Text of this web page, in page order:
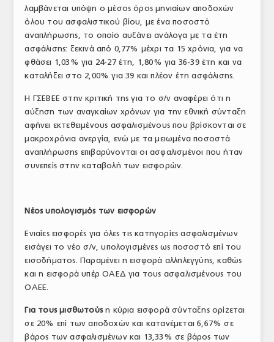
λαμβάνεται υπόψη ο μέσος όρος μηνιαίων αποδοχών
όλου του ασφαλιστικού βίου, με ένα ποσοστό
αναπλήρωσης, το οποίο αυξάνει ανάλογα με τα έτη
ασφάλισης: ξεκινά από 0,77% μέχρι τα 15 χρόνια, για να
φθάσει 1,03% για 24-27 έτη, 1,80% για 36-39 έτη και να
καταλήξει στο 2,00% για 39 και πλέον έτη ασφάλισης.
Η ΓΣΕΒΕΕ στην κριτική της για το σ/ν αναφέρει ότι η
αύξηση των αναγκαίων χρόνων για την εθνική σύνταξη
αφήνει εκτεθειμένους ασφαλισμένους που βρίσκονται σε
μακροχρόνια ανεργία, ενώ με τα μειωμένα ποσοστά
αναπλήρωσης επιβαρύνονται οι ασφαλισμένοι που ήταν
συνεπείς στην καταβολή των εισφορών.
Νέος υπολογισμός των εισφορών
Ενιαίες εισφορές για όλες τις κατηγορίες ασφαλισμένων
εισάγει το νέο σ/ν, υπολογισμένες ως ποσοστό επί του
εισοδήματος. Παραμένει η εισφορά αλληλεγγύης, καθώς
και η εισφορά υπέρ ΟΑΕΔ για τους ασφαλισμένους του
ΟΑΕΕ.
Για τους μισθωτούςη κύρια εισφορά σύνταξης ορίζεται
σε 20% επί των αποδοχών και κατανέμεται 6,67% σε
βάρος των ασφαλισμένων και 13,33% σε βάρος των